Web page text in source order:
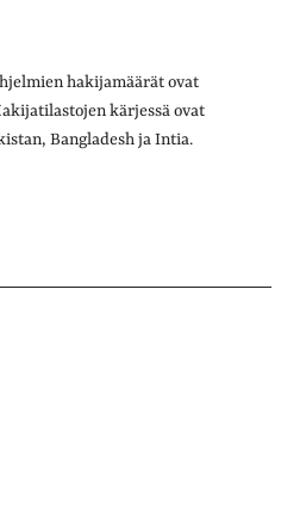
hakijamäärät ovat
kärjessä ovat
Bangladesh ja Intia.